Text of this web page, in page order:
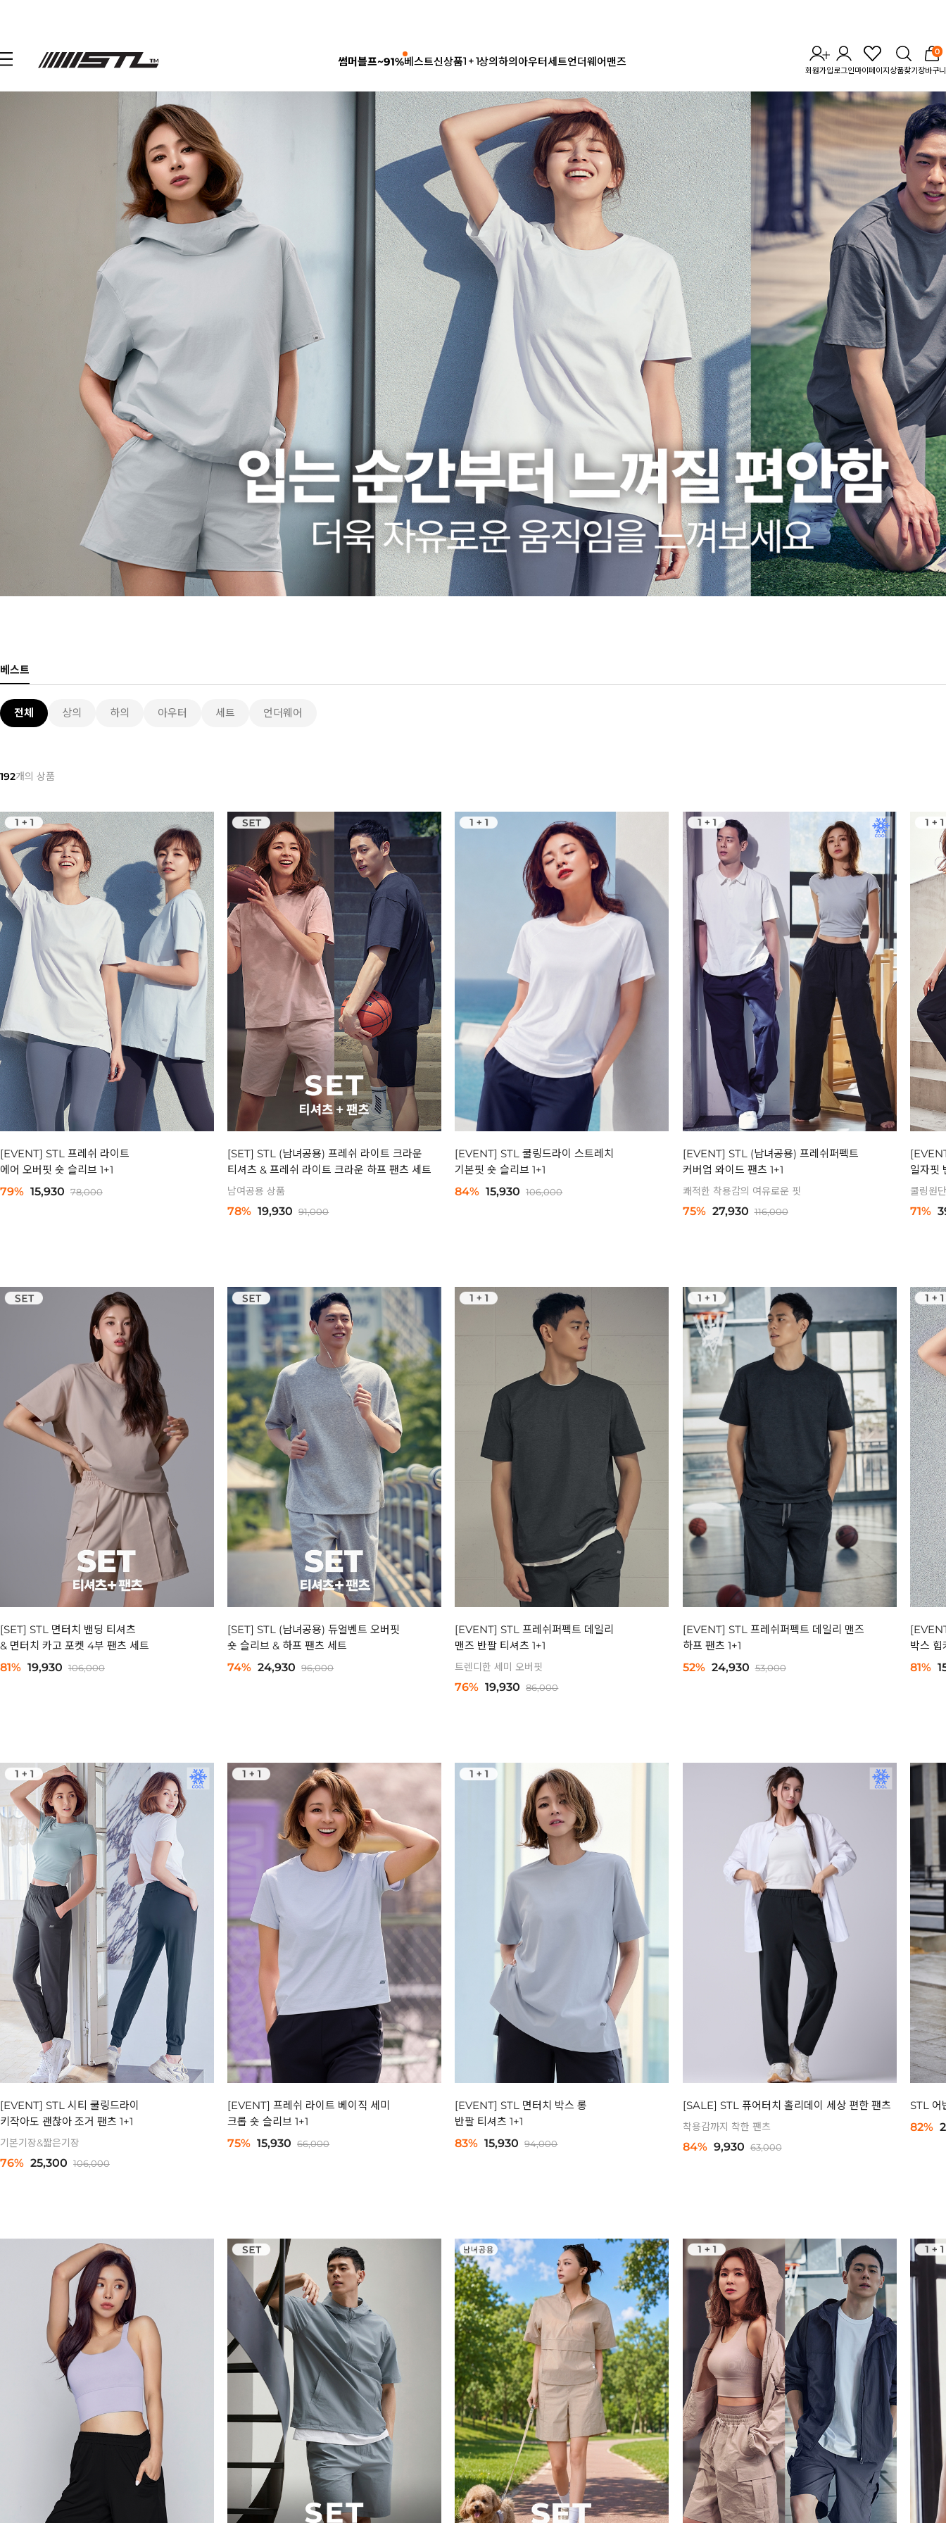
썸머블프~91%베스트신상품1 + 1상의하의아우터세트언더웨어맨즈
회원가입로그인마이페이지 상품찾기
0
장바구니
베스트
전체 상의 하의 아우터 세트 언더웨어
192개의 상품
[EVENT] STL 프레쉬 라이트
에어 오버핏 숏 슬리브 1+1
79% 15,930 78,000
[SET] STL (남녀공용) 프레쉬 라이트 크라운
티셔츠 & 프레쉬 라이트 크라운 하프 팬츠 세트
남여공용 상품
78% 19,930 91,000
[EVENT] STL 쿨링드라이 스트레치
기본핏 숏 슬리브 1+1
84% 15,930 106,000
[EVENT] STL (남녀공용) 프레쉬퍼펙트
커버업 와이드 팬츠 1+1
쾌적한 착용감의 여유로운 핏
75% 27,930 116,000
일자핏
쿨링원
71%
[SET] STL 면터치 밴딩 티셔츠
& 면터치 카고 포켓 4부 팬츠 세트
81% 19,930 106,000
[SET] STL (남녀공용) 듀얼벤트 오버핏
숏 슬리브 & 하프 팬츠 세트
74% 24,930 96,000
[EVENT] STL 프레쉬퍼펙트 데일리
맨즈 반팔 티셔츠 1+1
트렌디한 세미 오버핏
76% 19,930 86,000
[EVENT] STL 프레쉬퍼펙트 데일리 맨즈
하프 팬츠 1+1
52% 24,930 53,000
박스 힙
81%
[EVENT] STL 시티 쿨링드라이
키작아도 괜찮아 조거 팬츠 1+1
기본기장&짧은기장
76% 25,300 106,000
[EVENT] 프레쉬 라이트 베이직 세미
크롭 숏 슬리브 1+1
75% 15,930 66,000
[EVENT] STL 면터치 박스 롱
반팔 티셔츠 1+1
83% 15,930 94,000
[SALE] STL 퓨어터치 홀리데이 세상 편한 팬츠
착용감까지 착한 팬츠
84% 9,930 63,000
STL 어
82%